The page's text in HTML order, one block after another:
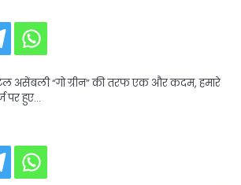
असेंबली “गो ग्रीन” की तरफ एक और कदम, हमारे
पर हुए…